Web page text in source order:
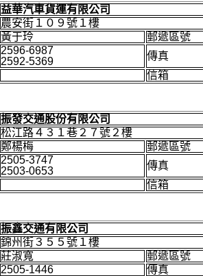
益華汽車貨運有限公司
農安街１０９號１樓
黃于玲
郵遞區號
2596-6987
2592-5369
傳真
信箱
振發交通股份有限公司
松江路４３１巷２７號２樓
鄭楊梅
郵遞區號
2505-3747
2503-0653
傳真
信箱
振鑫交通有限公司
錦州街３５５號１樓
莊淑寬
郵遞區號
2505-1446
傳真